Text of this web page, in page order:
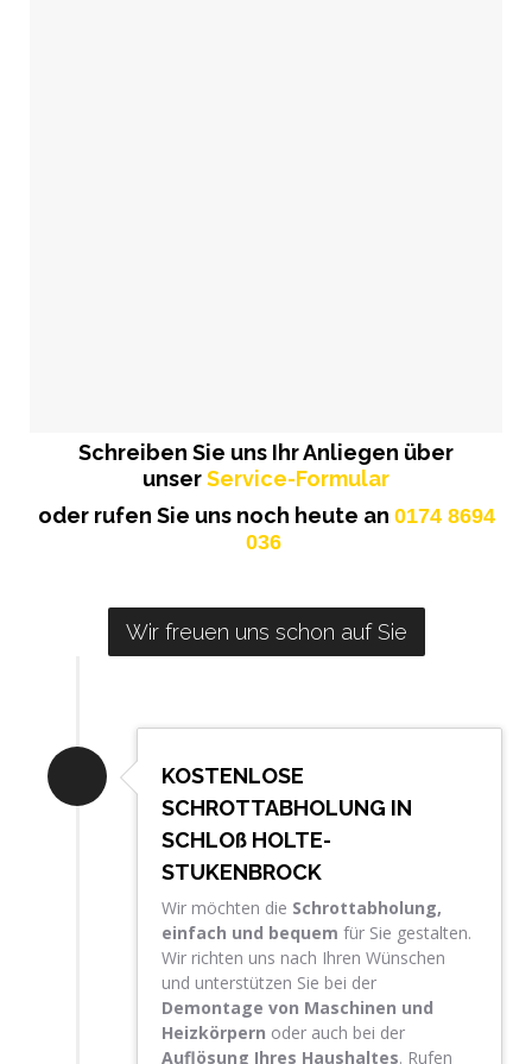
Schreiben Sie uns Ihr Anliegen über
unserService-Formular
oder rufen Sie uns noch heute an 0174 8694
036
Wir freuen uns schon auf Sie
KOSTENLOSE
SCHROTTABHOLUNG IN
SCHLOß HOLTE-
STUKENBROCK
Wir möchten die Schrottabholung,
einfach und bequem für Sie gestalten.
Wir richten uns nach Ihren Wünschen
und unterstützen Sie bei der
Demontage von Maschinen und
Heizkörpern oder auch bei der
Auflösung Ihres Haushaltes. Rufen